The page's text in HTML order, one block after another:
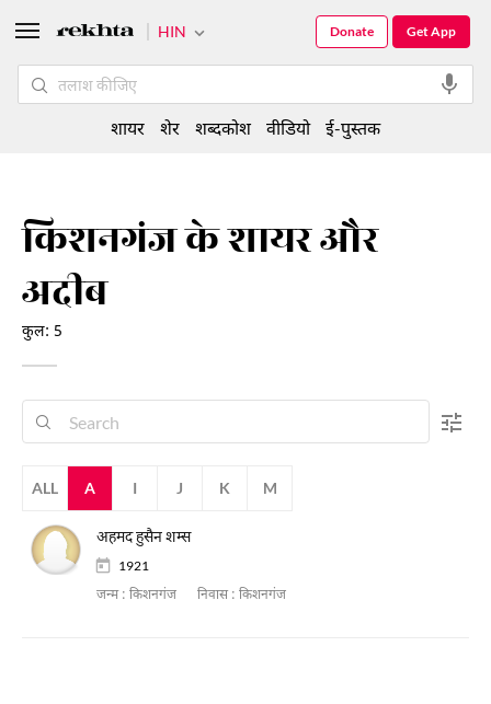
किशनगंज के शायर और
अदीब
कुल: 5
ALL A I J K M
अहमद हुसैन शम्स
1921
जन्म : किशनगंज निवास : किशनगंज
HIN Get App
Donate
शायर शेर शब्दकोश वीडियो ई-पुस्तक